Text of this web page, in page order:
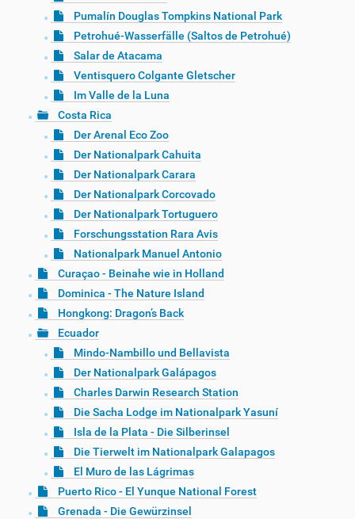
Pumalín Douglas Tompkins National Park
Petrohué-Wasserfälle (Saltos de Petrohué)
Salar de Atacama
Ventisquero Colgante Gletscher
Im Valle de la Luna
Costa Rica
Der Arenal Eco Zoo
Der Nationalpark Cahuita
Der Nationalpark Carara
Der Nationalpark Corcovado
Der Nationalpark Tortuguero
Forschungsstation Rara Avis
Nationalpark Manuel Antonio
Curaçao - Beinahe wie in Holland
Dominica - The Nature Island
Hongkong: Dragon’s Back
Ecuador
Mindo-Nambillo und Bellavista
Der Nationalpark Galápagos
Charles Darwin Research Station
Die Sacha Lodge im Nationalpark Yasuní
Isla de la Plata - Die Silberinsel
Die Tierwelt im Nationalpark Galapagos
El Muro de las Lágrimas
Puerto Rico - El Yunque National Forest
Grenada - Die Gewürzinsel